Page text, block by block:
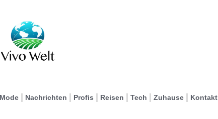
Mode Nachrichten Profis Reisen Tech Zuhause Kontakt